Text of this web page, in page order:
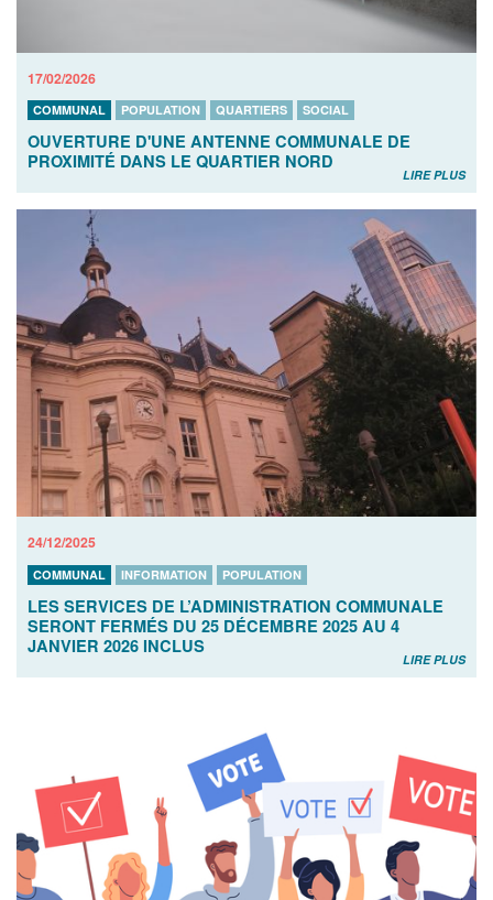
17/02/2026
COMMUNAL POPULATION QUARTIERS SOCIAL
OUVERTURE D'UNE ANTENNE COMMUNALE DE
PROXIMITÉ DANS LE QUARTIER NORD
LIRE PLUS
24/12/2025
COMMUNAL INFORMATION POPULATION
LES SERVICES DE L’ADMINISTRATION COMMUNALE
SERONT FERMÉS DU 25 DÉCEMBRE 2025 AU 4
JANVIER 2026 INCLUS
LIRE PLUS